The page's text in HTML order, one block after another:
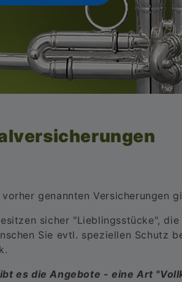
vorher genannten Versicherungen
sicher "Lieblingsstücke",
Sie evtl. speziellen Schutz
es die Angebote - eine Art